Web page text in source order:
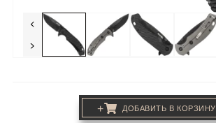
+ ДОБАВИТЬ В КОРЗИНУ